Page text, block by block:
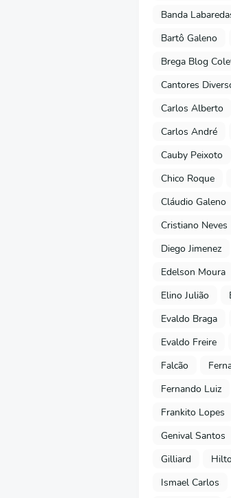
Banda
Bartô Galeno
Brega Blog
Cantores
Carlos Alberto
Carlos André
Cauby Peixoto
Chico Roque
Cláudio Galeno
Cristiano Neves
Diego Jimenez
Edelson Moura
Elino Julião
Evaldo Braga
Evaldo Freire
Falcão
Fernando Luiz
Frankito Lopes
Genival Santos
Gilliard
Ismael Carlos